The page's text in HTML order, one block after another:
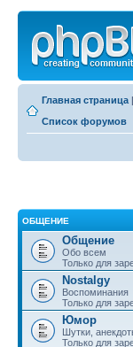
Главная страница |
Список форумов
ОБЩЕНИЕ
Общение
Обо всем
Только для
Nostalgy
Воспоминания
Только для
Юмор
Шутки,
Только для